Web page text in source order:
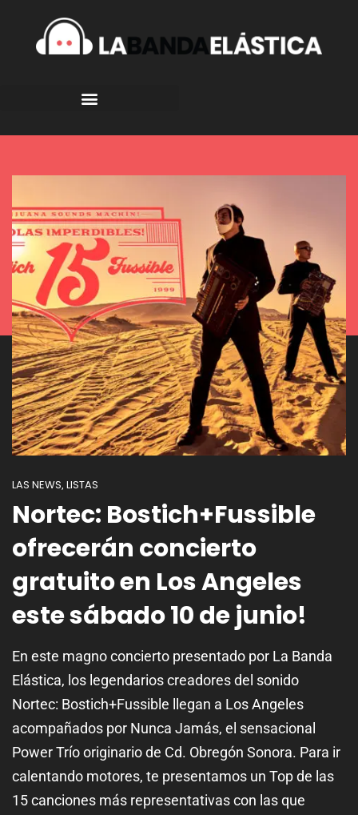
LAS NEWS, LISTAS
Nortec: Bostich+Fussible
ofrecerán concierto
gratuito en Los Angeles
este sábado 10 de junio!
En este magno concierto presentado por La Banda
Elástica, los legendarios creadores del sonido
Nortec: Bostich+Fussible llegan a Los Angeles
acompañados por Nunca Jamás, el sensacional
Power Trío originario de Cd. Obregón Sonora. Para ir
calentando motores, te presentamos un Top de las
15 canciones más representativas con las que